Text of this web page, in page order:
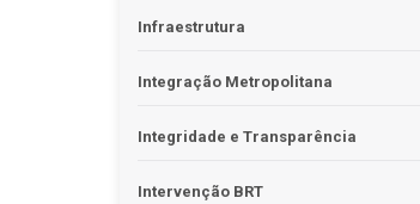
Infraestrutura
Integração Metropolitana
Integridade e Transparência
Intervenção BRT